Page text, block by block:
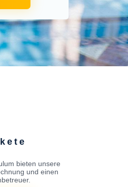
bieten unsere
und einen